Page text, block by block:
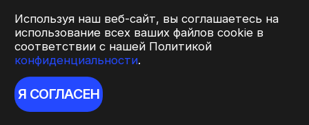
Используя наш веб-сайт, вы соглашаетесь на
использование всех ваших файлов cookie в
соответствии с нашей Политикой
конфиденциальности.
Я СОГЛАСЕН